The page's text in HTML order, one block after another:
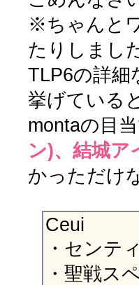
※ちゃんと
たりしまし
TLP6の詳細
挙げている
montaの目
ン)、結城ア
かっただけ
Ceui
・センテ
・聖戦ス